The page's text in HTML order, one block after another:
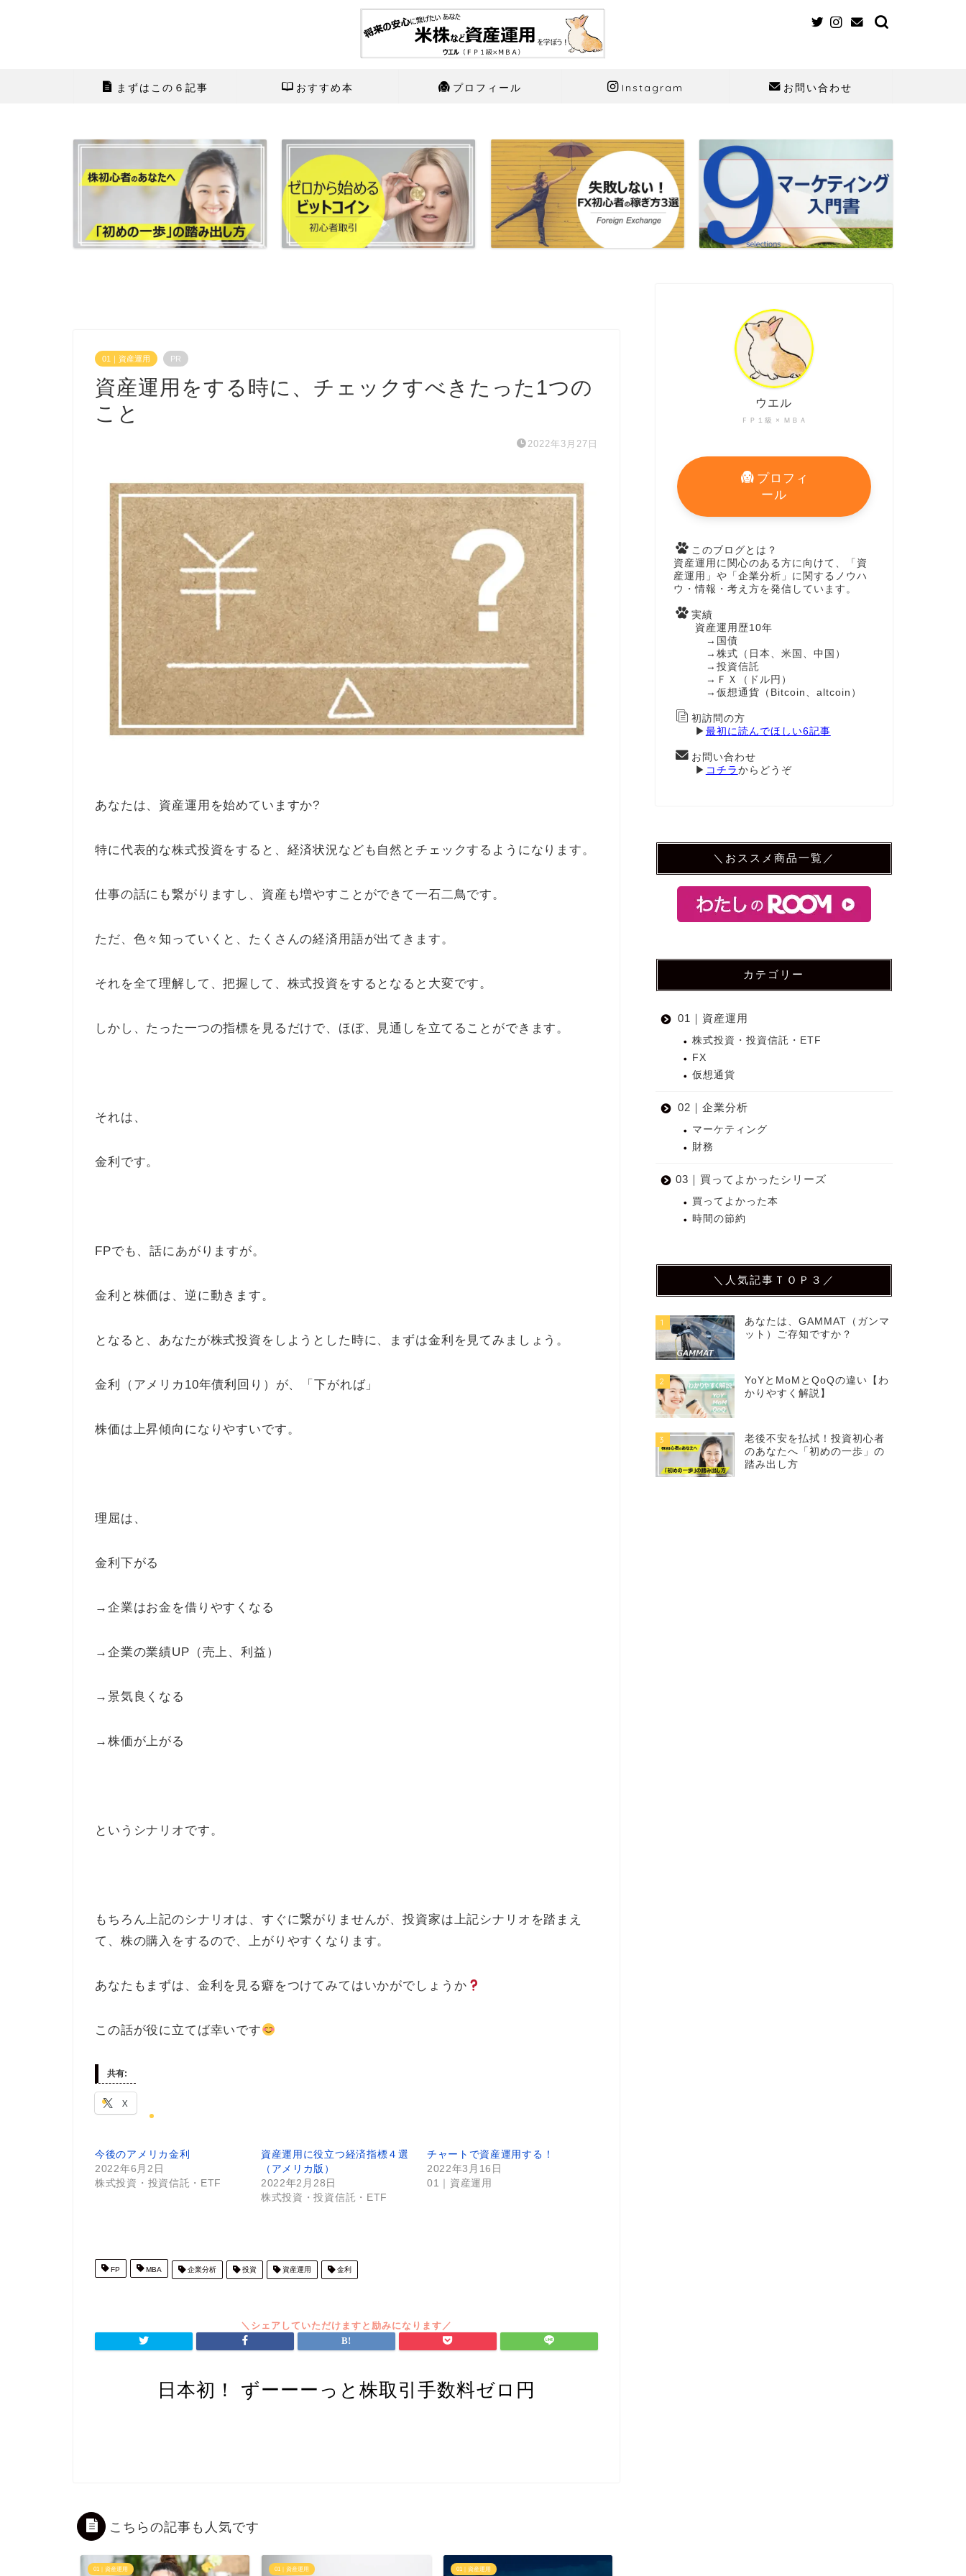
まずはこの６記事 おすすめ本 プロフィール Instagram お問い合わせ
01｜資産運用 PR
資産運用をする時に、チェックすべきたった1つの
こと
2022年3月27日
あなたは、資産運用を始めていますか?
特に代表的な株式投資をすると、経済状況なども自然とチェックするようになります。
仕事の話にも繋がりますし、資産も増やすことができて一石二鳥です。
ただ、色々知っていくと、たくさんの経済用語が出てきます。
それを全て理解して、把握して、株式投資をするとなると大変です。
しかし、たった一つの指標を見るだけで、ほぼ、見通しを立てることができます。
それは、
金利です。
FPでも、話にあがりますが。
金利と株価は、逆に動きます。
となると、あなたが株式投資をしようとした時に、まずは金利を見てみましょう。
金利（アメリカ10年債利回り）が、「下がれば」
株価は上昇傾向になりやすいです。
理屈は、
金利下がる
→企業はお金を借りやすくなる
→企業の業績UP（売上、利益）
→景気良くなる
→株価が上がる
というシナリオです。
もちろん上記のシナリオは、すぐに繋がりませんが、投資家は上記シナリオを踏まえ
て、株の購入をするので、上がりやすくなります。
あなたもまずは、金利を見る癖をつけてみてはいかがでしょうか
この話が役に立てば幸いです
共有:
X
今後のアメリカ金利
2022年6月2日
株式投資・投資信託・ETF
資産運用に役立つ経済指標４選
（アメリカ版）
2022年2月28日
株式投資・投資信託・ETF
チャートで資産運用する！
2022年3月16日
01｜資産運用
FP MBA 企業分析 投資 資産運用 金利
日本初！ ずーーーっと株取引手数料ゼロ円
こちらの記事も人気です
01｜資産運用 01｜資産運用 01｜資産運用
ＦＰ１級 × ＭＢＡ
ウエル
プロフィ
ール
このブログとは？
資産運用に関心のある方に向けて、「資
産運用」や「企業分析」に関するノウハ
ウ・情報・考え方を発信しています。
実績
資産運用歴10年
→国債
→株式（日本、米国、中国）
→投資信託
→ＦＸ（ドル円）
→仮想通貨（Bitcoin、altcoin）
初訪問の方
▶ 最初に読んでほしい6記事
お問い合わせ
▶ コチラ からどうぞ
＼おススメ商品一覧／
カテゴリー
01｜資産運用
株式投資・投資信託・ETF
FX
仮想通貨
02｜企業分析
マーケティング
財務
03｜買ってよかったシリーズ
買ってよかった本
時間の節約
＼人気記事ＴＯＰ３／
1
あなたは、GAMMAT（ガンマ
ット）ご存知ですか？
2
YoYとMoMとQoQの違い【わ
かりやすく解説】
3
老後不安を払拭！投資初心者
のあなたへ「初めの一歩」の
踏み出し方